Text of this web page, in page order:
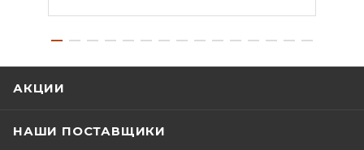
АКЦИИ
НАШИ ПОСТАВЩИКИ